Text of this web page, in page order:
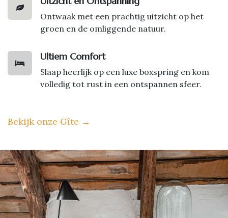
Ontwaak met een prachtig uitzicht op het
groen en de omliggende natuur.
Ultiem Comfort
Slaap heerlijk op een luxe boxspring en kom
volledig tot rust in een ontspannen sfeer.
Bekijk onze Gîte →